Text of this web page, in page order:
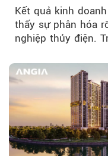
Kết quả kinh
thấy sự phân hóa
nghiệp thủy điện.